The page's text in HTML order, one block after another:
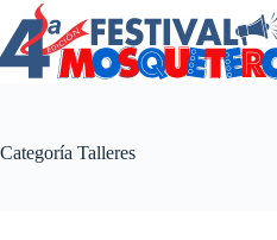
Saltar
contenido
Categoría Talleres